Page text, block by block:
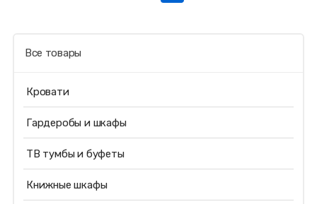
Все товары
Кровати
Гардеробы и шкафы
ТВ тумбы и буфеты
Книжные шкафы